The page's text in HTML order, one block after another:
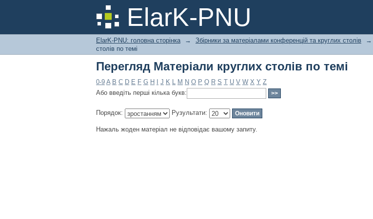
ElarK-PNU
Перегляд Матеріали круглих столів по темі
ElarK-PNU: головна сторінка → Збірники за матеріалами конференцій та круглих столів →
столів по темі
Перегляд Матеріали круглих столів по темі
0-9 A B C D E F G H J K L M N O P Q R S T U V W X Y Z
Або введіть перші кілька букв:
Порядок: Рузультати:
Нажаль жоден матеріал не відповідає вашому запиту.